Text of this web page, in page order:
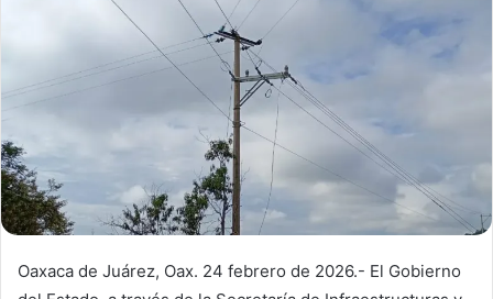
Oaxaca de Juárez, Oax. 24 febrero de 2026.- El Gobierno